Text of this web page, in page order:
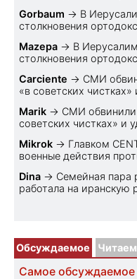
Gorbaum → В
столкновения
Mazepa → В
столкновения
Carciente → СМИ
«в советских
Marik → СМИ обвинили
советских чистках» и
Mikrok → Главком
военные действия
Dina → Семейная пара
работала на иранскую
Обсуждаемое
Самое обсуждаемое